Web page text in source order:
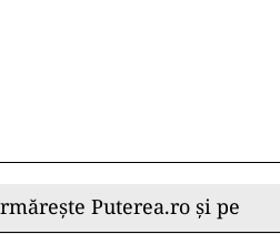
Puterea.ro și pe